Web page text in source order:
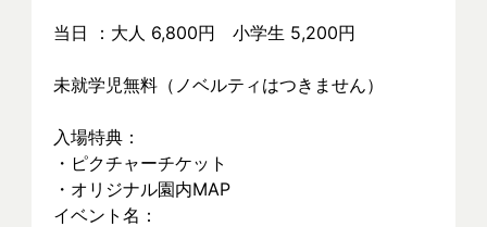
当日 ：大人 6,800円　小学生 5,200円
未就学児無料（ノベルティはつきません）
入場特典：
・ピクチャーチケット
・オリジナル園内MAP
イベント名：